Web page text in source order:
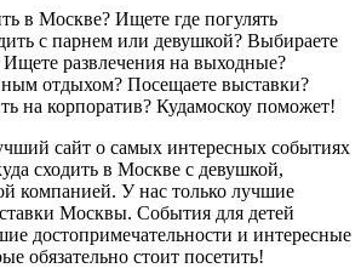
в Москве? Ищете где погулять
с парнем или девушкой? Выбираете
Ищете развлечения на выходные?
отдыхом? Посещаете выставки?
на корпоратив? Кудамоскоу поможет!
сайт о самых интересных событиях
сходить в Москве с девушкой,
компанией. У нас только лучшие
Москвы. События для детей
достопримечательности и интересные
обязательно стоит посетить!